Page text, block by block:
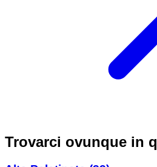
Trovarci ovunque in